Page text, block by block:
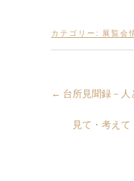
カテゴリー: 展覧会
← 台所見聞録－人
見て・考え